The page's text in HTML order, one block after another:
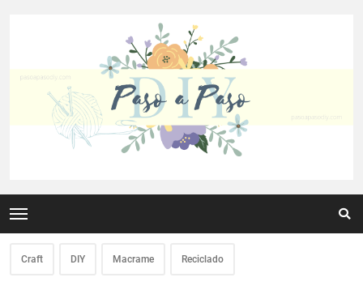
Craft DIY Macrame Reciclado